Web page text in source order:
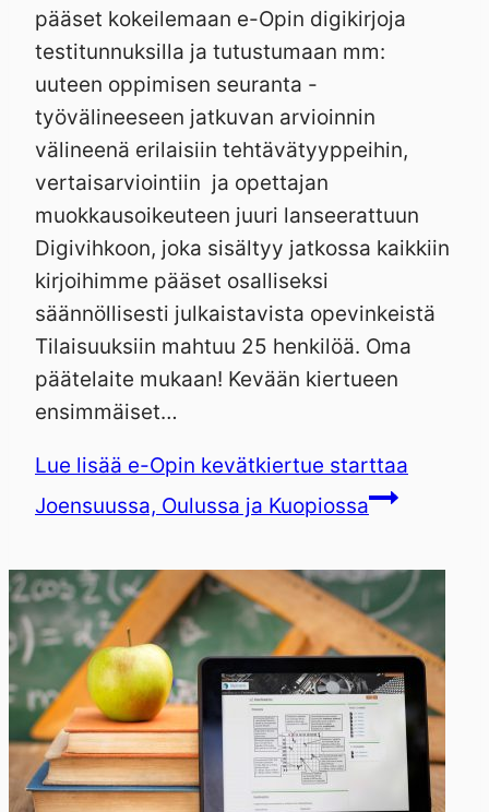
pääset kokeilemaan e-Opin digikirjoja
testitunnuksilla ja tutustumaan mm:
uuteen oppimisen seuranta -
työvälineeseen jatkuvan arvioinnin
välineenä erilaisiin tehtävätyyppeihin,
vertaisarviointiin ja opettajan
muokkausoikeuteen juuri lanseerattuun
Digivihkoon, joka sisältyy jatkossa kaikkiin
kirjoihimme pääset osalliseksi
säännöllisesti julkaistavista opevinkeistä
Tilaisuuksiin mahtuu 25 henkilöä. Oma
päätelaite mukaan! Kevään kiertueen
ensimmäiset…
Lue lisää e-Opin kevätkiertue starttaa
Joensuussa, Oulussa ja Kuopiossa